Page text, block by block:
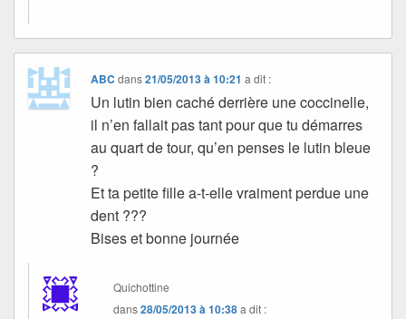
ABC dans21/05/2013 à 10:21 a dit :
Un lutin bien caché derrière une coccinelle,
il n’en fallait pas tant pour que tu démarres
au quart de tour, qu’en penses le lutin bleue
?
Et ta petite fille a-t-elle vraiment perdue une
dent ???
Bises et bonne journée
Quichottine
dans28/05/2013 à 10:38a dit :